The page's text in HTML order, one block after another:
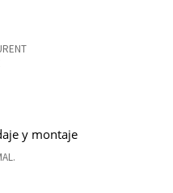
y montaje